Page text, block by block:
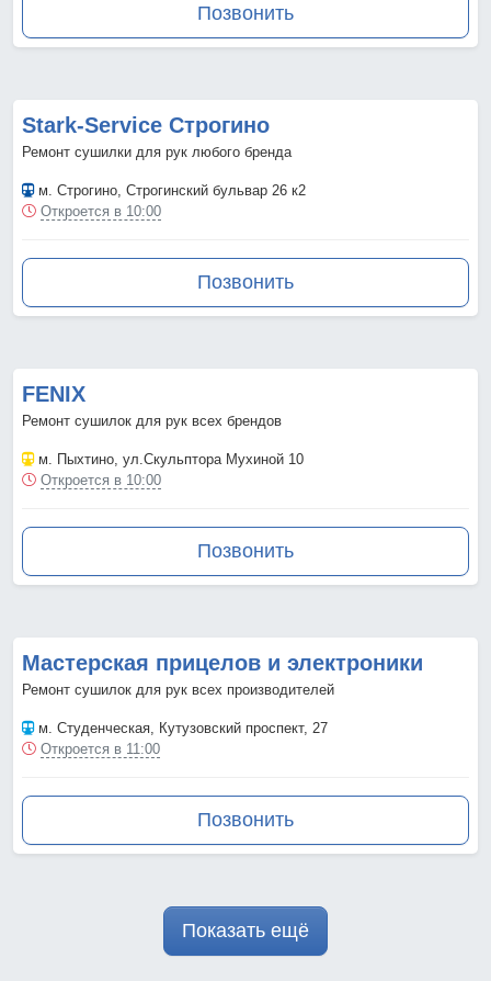
Позвонить
Stark-Service Строгино
Ремонт сушилки для рук любого бренда
м. Строгино , Строгинский бульвар 26 к2
Откроется в 10:00
Позвонить
FENIX
Ремонт сушилок для рук всех брендов
м. Пыхтино , ул.Скульптора Мухиной 10
Откроется в 10:00
Позвонить
Мастерская прицелов и электроники
Ремонт сушилок для рук всех производителей
м. Студенческая , Кутузовский проспект, 27
Откроется в 11:00
Позвонить
Показать ещё